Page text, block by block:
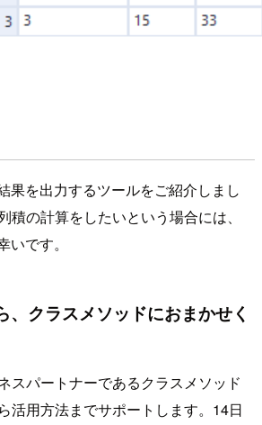
果を出力するツールをご紹介しまし
積の計算をしたいという場合には、
です。
クラスメソッドにおまかせく
スパートナーであるクラスメソッド
活用方法までサポートします。14日